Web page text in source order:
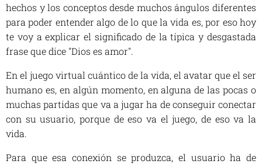
hechos y los conceptos desde muchos ángulos diferentes
para poder entender algo de lo que la vida es, por eso hoy
te voy a explicar el significado de la típica y desgastada
frase que dice "Dios es amor".
En el juego virtual cuántico de la vida, el avatar que el ser
humano es, en algún momento, en alguna de las pocas o
muchas partidas que va a jugar ha de conseguir conectar
con su usuario, porque de eso va el juego, de eso va la
vida.
Para que esa conexión se produzca, el usuario ha de